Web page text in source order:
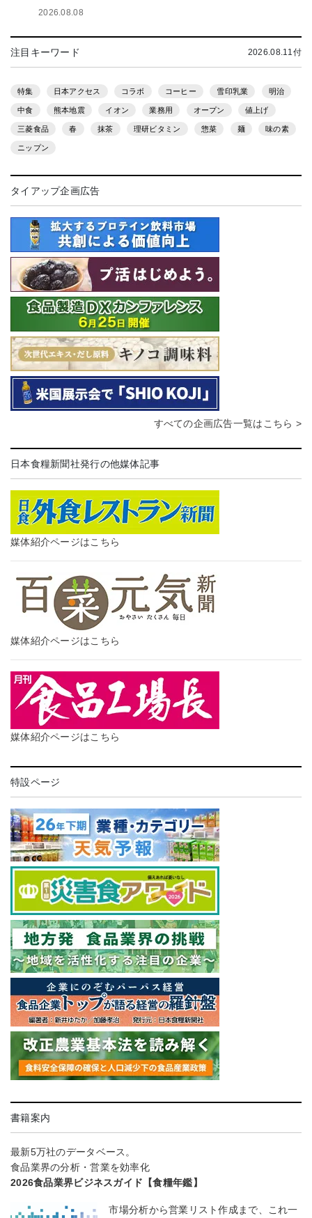
2026.08.08
注目キーワード 2026.08.11付
特集 日本アクセス コラボ コーヒー 雪印乳業 明治
中食 熊本地震 イオン 業務用 オープン 値上げ
三菱食品 春 抹茶 理研ビタミン 惣菜 麺 味の素
ニップン
タイアップ企画広告
すべての企画広告一覧はこちら >
日本食糧新聞社発行の他媒体記事
媒体紹介ページはこちら
媒体紹介ページはこちら
媒体紹介ページはこちら
特設ページ
書籍案内
最新5万社のデータベース。
食品業界の分析・営業を効率化
2026食品業界ビジネスガイド【食糧年鑑】
市場分析から営業リスト作成まで、これ一